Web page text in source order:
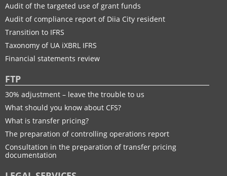
Audit of the targeted use of grant funds
Audit of compliance report of Diia City resident
Transition to IFRS
Taxonomy of UA іXBRL IFRS
Financial statements review
FTP
30% adjustment – leave the trouble to us
What should you know about CFS?
What is transfer pricing?
The preparation of controlling operations report
Consultation in the preparation of transfer pricing
documentation